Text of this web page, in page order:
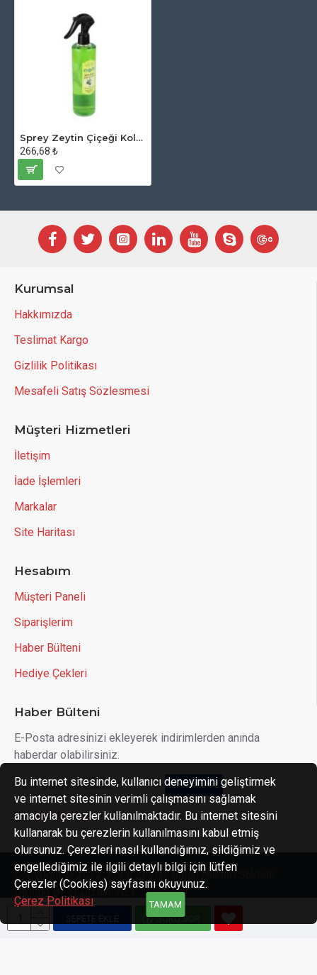
SEPETE EKLE SORU SOR
Sprey Zeytin Çiçeği Kolonyası
266,68 ₺
Kurumsal
Hakkımızda
Teslimat Kargo
Gizlilik Politikası
Mesafeli Satış Sözlesmesi
Müşteri Hizmetleri
İletişim
İade İşlemleri
Markalar
Site Haritası
Hesabım
Müşteri Paneli
Siparişlerim
Haber Bülteni
Hediye Çekleri
Haber Bülteni
E-Posta adresinizi ekleyerek indirimlerden anında
haberdar olabilirsiniz.
Abone OL
Gizlilik Politikası 'ni okudum ve kabul ediyorum.
Copyright © 2022, Koral Zeytin, Bütün Hakları Saklıdır.
Design By 3nDizayn.NET
TAMAM
Bu internet sitesinde, kullanıcı deneyimini geliştirmek
ve internet sitesinin verimli çalışmasını sağlamak
amacıyla çerezler kullanılmaktadır. Bu internet sitesini
kullanarak bu çerezlerin kullanılmasını kabul etmiş
olursunuz. Çerezleri nasıl kullandığımız, sildiğimiz ve
engellediğimiz ile ilgili detaylı bilgi için lütfen
Çerezler (Cookies) sayfasını okuyunuz.
Çerez Politikası